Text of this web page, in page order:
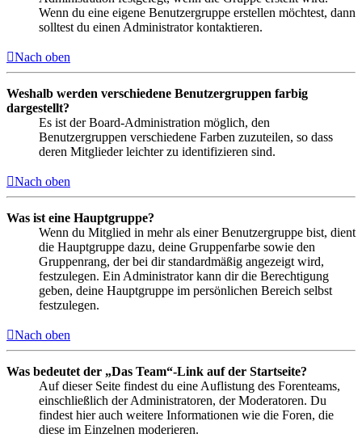
Wenn du eine eigene Benutzergruppe erstellen möchtest, dann
solltest du einen Administrator kontaktieren.
Nach oben
Weshalb werden verschiedene Benutzergruppen farbig
dargestellt?
Es ist der Board-Administration möglich, den
Benutzergruppen verschiedene Farben zuzuteilen, so dass
deren Mitglieder leichter zu identifizieren sind.
Nach oben
Was ist eine Hauptgruppe?
Wenn du Mitglied in mehr als einer Benutzergruppe bist, dient
die Hauptgruppe dazu, deine Gruppenfarbe sowie den
Gruppenrang, der bei dir standardmäßig angezeigt wird,
festzulegen. Ein Administrator kann dir die Berechtigung
geben, deine Hauptgruppe im persönlichen Bereich selbst
festzulegen.
Nach oben
Was bedeutet der „Das Team“-Link auf der Startseite?
Auf dieser Seite findest du eine Auflistung des Forenteams,
einschließlich der Administratoren, der Moderatoren. Du
findest hier auch weitere Informationen wie die Foren, die
diese im Einzelnen moderieren.